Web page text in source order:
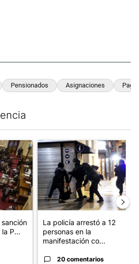
Pensionados Asignaciones
con el título "El Senado dio media
P...
Un artículo de tendencia con
La policía arrestó a 12
personas en la
manifestación co...
20 comentarios